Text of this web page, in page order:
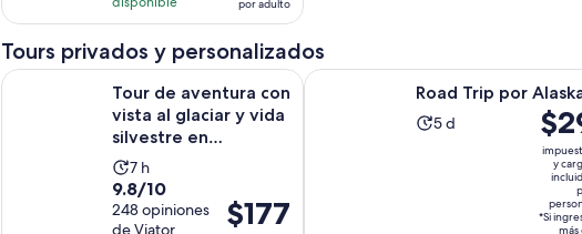
minutos
$297.
por
adulto
por adulto
Tours privados y personalizados
Tour de aventura con
vista al glaciar y vida
silvestre en
Anchorage
La
actividad
dura
7 h
9.8
de
9.8/10
248 opiniones
de Viator
El
precio
$177
Tour de aventura con vista al glaciar y vida silvestre en Anchorage Se
Road Trip por
La
5 d
El
es
de
$29.
y
*Si
más
Road Trip por Alaska Se abrirá en